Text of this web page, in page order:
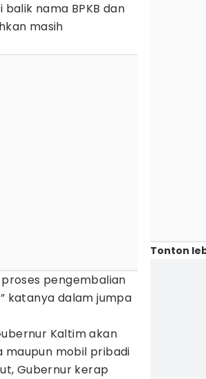
nama BPKB dan
masih
pengembalian
katanya dalam jumpa
Kaltim akan
maupun mobil pribadi
Gubernur kerap
Tonton